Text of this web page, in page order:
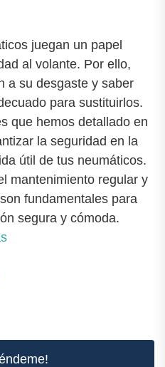
juegan un papel
al volante. Por ello,
a su desgaste y saber
para sustituirlos.
que hemos detallado en
la seguridad en la
útil de tus neumáticos.
mantenimiento regular y
fundamentales para
segura y cómoda.